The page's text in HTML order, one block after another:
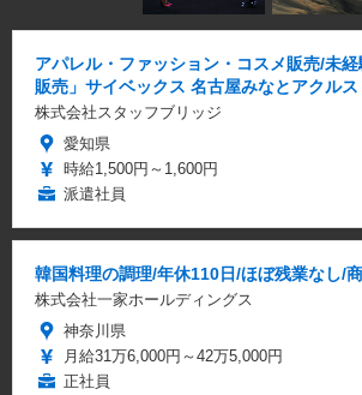
アパレル・ファッション・コスメ販売/未
販売」サイベックス 名古屋みなとアクルス
株式会社スタッフブリッジ
愛知県
時給1,500円～1,600円
派遣社員
韓国料理の調理/年休110日/ほぼ残業なし/
株式会社一家ホールディングス
神奈川県
月給31万6,000円～42万5,000円
正社員